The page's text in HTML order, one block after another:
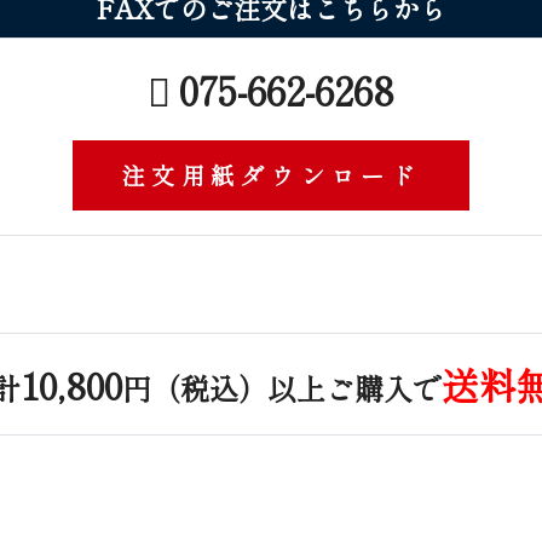
075-662-6268
注文用紙ダウンロード
10,800円（税込）以上ご購入で送料